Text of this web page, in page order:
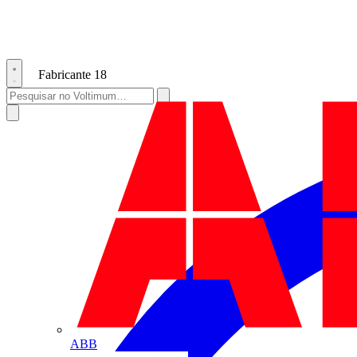
Fabricante 18
ABB